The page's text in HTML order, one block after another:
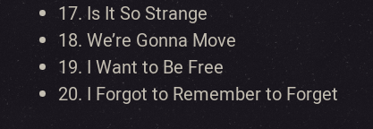
17. Is It So Strange
18. We’re Gonna Move
19. I Want to Be Free
20. I Forgot to Remember to Forget